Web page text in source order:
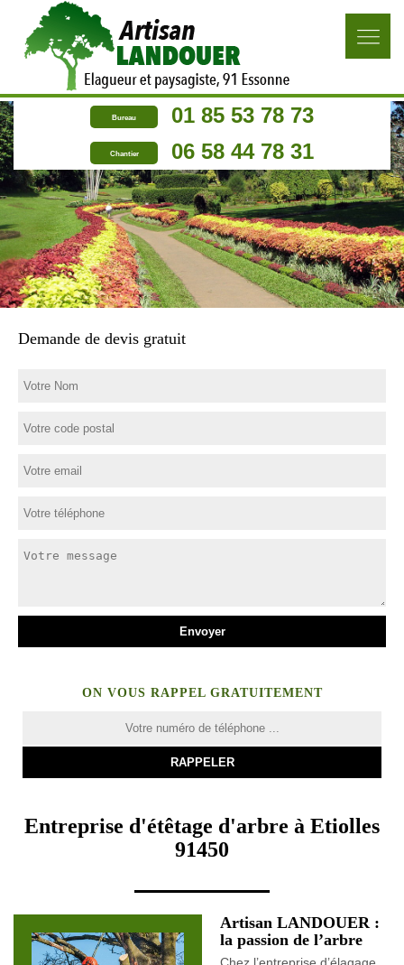
Bureau 01 85 53 78 73
Chantier 06 58 44 78 31
Demande de devis gratuit
ON VOUS RAPPEL GRATUITEMENT
Entreprise d'étêtage d'arbre à Etiolles
91450
Artisan LANDOUER :
la passion de l’arbre